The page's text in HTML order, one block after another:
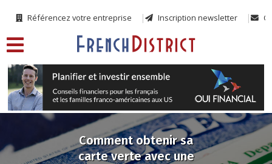
Référencez votre entreprise Inscription newsletter
Comment obtenir sa
carte verte avec une